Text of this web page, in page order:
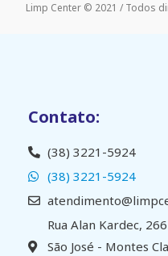
Limp Center © 2021 / Todos
Contato:
(38) 3221-5924
(38) 3221-5924
Rua Alan Kardec,
São José - Montes